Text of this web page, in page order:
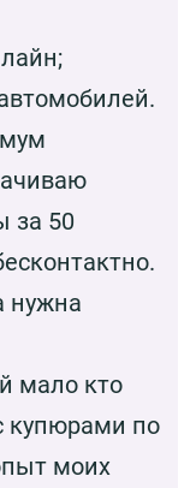
за 50
нужна
мало кто
купюрами по
моих